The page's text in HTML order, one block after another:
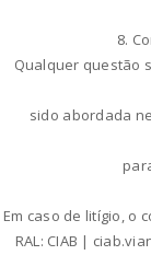
8.
Qualquer questão
sido abordada
Em caso de litígio, o
RAL: CIAB |